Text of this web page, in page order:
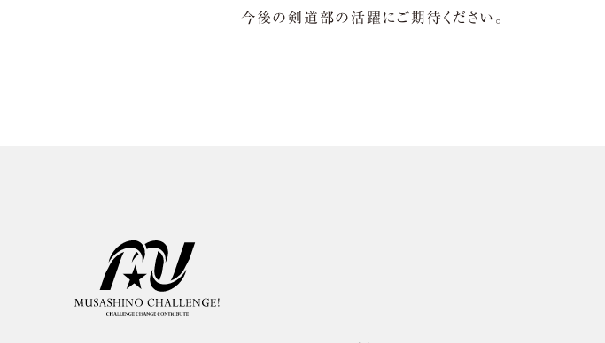
今後の剣道部の活躍にご期待ください。